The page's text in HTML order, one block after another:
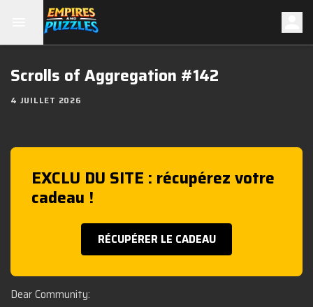
Scrolls of Aggregation #142
4 JUILLET 2026
EXCLU DU SITE : récupérez votre
cadeau !
RÉCUPÉRER LE CADEAU
Dear Community: